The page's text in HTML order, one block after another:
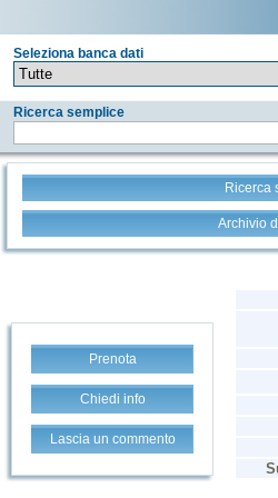
Seleziona banca dati
Ricerca semplice
Ricerca
Archivio
Prenota
Chiedi info
Lascia un commento